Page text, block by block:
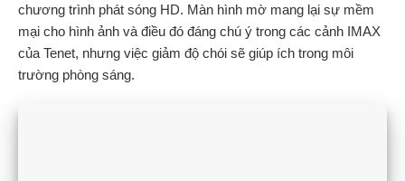
chương trình phát sóng HD. Màn hình mờ mang lại sự mềm
mại cho hình ảnh và điều đó đáng chú ý trong các cảnh IMAX
của Tenet, nhưng việc giảm độ chói sẽ giúp ích trong môi
trường phòng sáng.